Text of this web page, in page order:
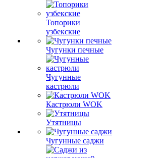
Топорики
узбекские
Чугунки печные
Чугунные
кастрюли
Кастрюли WOK
Утятницы
Чугунные саджи